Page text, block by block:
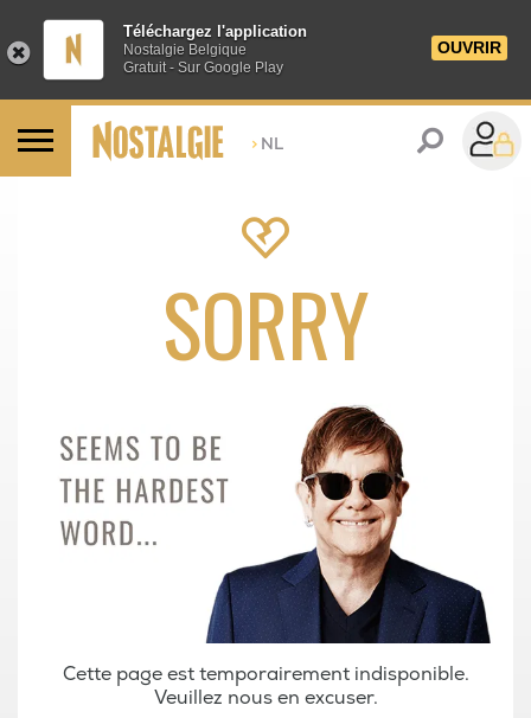
Téléchargez l'application
Nostalgie Belgique
Gratuit - Sur Google Play
OUVRIR
> NL
SORRY
Cette page est temporairement indisponible.
Veuillez nous en excuser.